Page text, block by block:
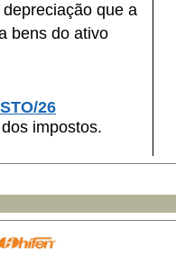
que a
bens do ativo
26
impostos.